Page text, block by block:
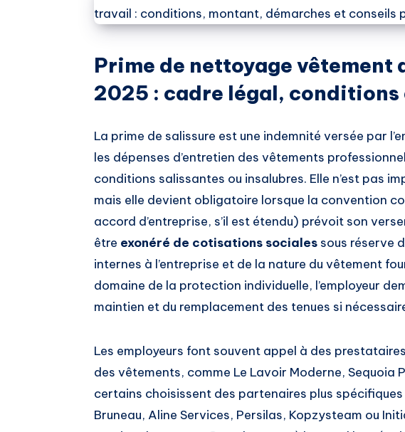
Prime de nettoyage vêtement
2025 : cadre légal,
La prime de salissure est une indemnité versée par
les dépenses d’entretien des vêtements
conditions salissantes ou insalubres. Elle n’est pas
mais elle devient obligatoire lorsque la convention
accord d’entreprise, s’il est étendu) prévoit son
être exonéré de cotisations sociales sous réserve
internes à l’entreprise et de la nature du vêtement
domaine de la protection individuelle, l’employeur
maintien et du remplacement des tenues si
Les employeurs font souvent appel à des
des vêtements, comme Le Lavoir Moderne, Sequoia
certains choisissent des partenaires plus
Bruneau, Aline Services, Persilas, Kopzysteam ou